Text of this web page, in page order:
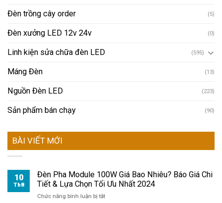
Đèn trồng cây order (5)
Đèn xưởng LED 12v 24v (0)
Linh kiện sửa chữa đèn LED (595)
Máng Đèn (13)
Nguồn Đèn LED (223)
Sản phẩm bán chạy (90)
BÀI VIẾT MỚI
10
Th8
Đèn Pha Module 100W Giá Bao Nhiêu? Báo Giá Chi
Tiết & Lựa Chọn Tối Ưu Nhất 2024
Chức năng bình luận bị tắtở